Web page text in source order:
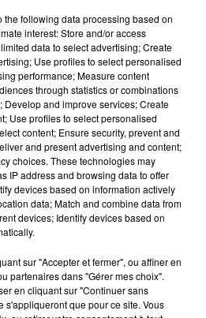
le bas
eber
the following data processing based on
interest: Store and/or access
data to select advertising; Create
Use profiles to select personalised
performance; Measure content
through statistics or combinations
Develop and improve services; Create
Use profiles to select personalised
content; Ensure security, prevent and
and present advertising and content;
choices. These technologies may
IP address and browsing data to offer
devices based on information actively
data; Match and combine data from
devices; Identify devices based on
sur "Accepter et fermer", ou affiner en
partenaires dans "Gérer mes choix".
en cliquant sur "Continuer sans
s'appliqueront que pour ce site. Vous